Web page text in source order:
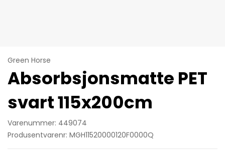
Green Horse
Absorbsjonsmatte PET
svart 115x200cm
Varenummer: 449074
Produsentvarenr: MGH11520000120F0000Q